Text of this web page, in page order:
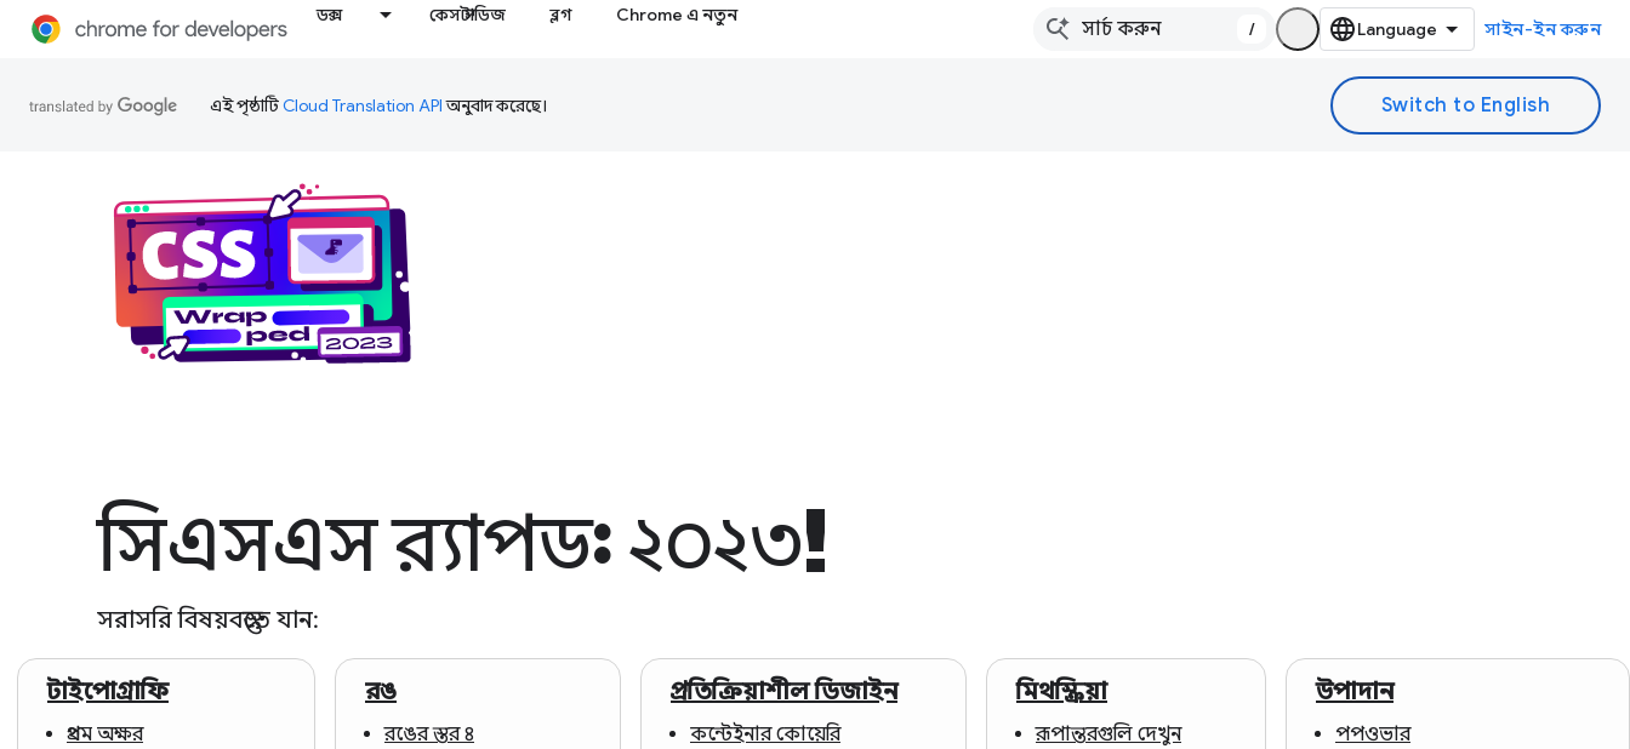
ডক্স কেস স্টাডিজ ব্লগ Chrome এ নতুন
/ সাইন-ইন করুন
এই পৃষ্ঠাটিCloud Translation APIঅনুবাদ করেছে।
সিএসএস র‍্যাপড: ২০২৩!
সরাসরি বিষয়বস্তুতে যান:
টাইপোগ্রাফি
প্রথম অক্ষর
রঙ
রঙের স্তর ৪
প্রতিক্রিয়াশীল ডিজাইন
কন্টেইনার কোয়েরি
মিথস্ক্রিয়া
রূপান্তরগুলি দেখুন
উপাদান
পপওভার